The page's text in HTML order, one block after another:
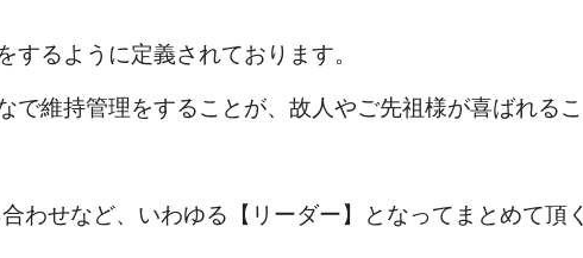
するように定義されております。
で維持管理をすることが、故人やご先祖様が喜ばれるこ
わせなど、いわゆる【リーダー】となってまとめて頂く